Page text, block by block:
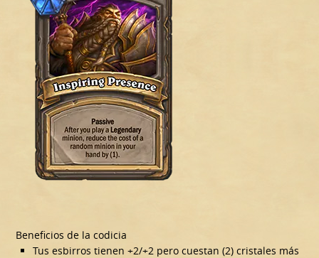
Beneficios de la codicia
Tus esbirros tienen +2/+2 pero cuestan (2) cristales más